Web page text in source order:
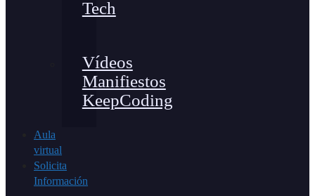
Tech
Vídeos
Manifiestos
KeepCoding
Aula
virtual
Solicita
Información